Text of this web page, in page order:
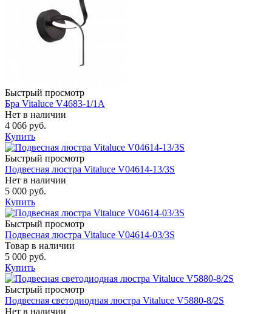
Быстрый просмотр
Бра Vitaluce V4683-1/1A
Нет в наличии
4 066 руб.
Купить
Быстрый просмотр
Подвесная люстра Vitaluce V04614-13/3S
Нет в наличии
5 000 руб.
Купить
Быстрый просмотр
Подвесная люстра Vitaluce V04614-03/3S
Товар в наличии
5 000 руб.
Купить
Быстрый просмотр
Подвесная светодиодная люстра Vitaluce V5880-8/2S
Нет в наличии